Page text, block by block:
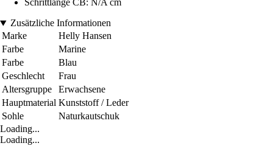
Schrittlänge CB: N/A cm
Zusätzliche Informationen
Marke
Helly Hansen
Farbe
Marine
Farbe
Blau
Geschlecht
Frau
Altersgruppe
Erwachsene
Hauptmaterial Kunststoff / Leder
Sohle
Naturkautschuk
Loading...
Loading...